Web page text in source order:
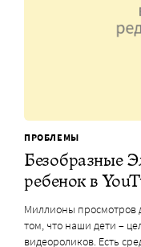
ПРОБЛЕМЫ
Безобразные
ребенок в
Миллионы просмотров
том, что наши дети –
видеороликов. Есть